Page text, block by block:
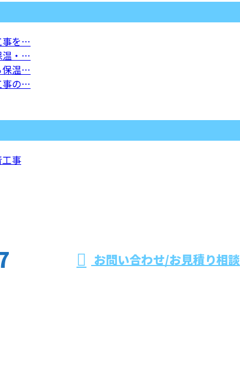
事を…
温・…
保温…
事の…
事
お問い合わせ/お見積り相談